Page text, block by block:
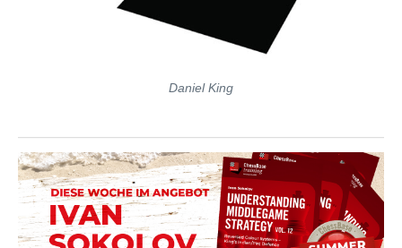
Daniel King